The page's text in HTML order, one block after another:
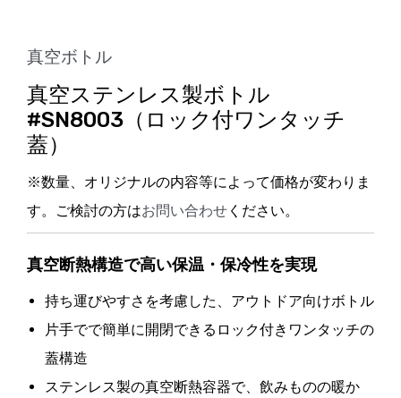
真空ボトル
真空ステンレス製ボトル
#SN8003（ロック付ワンタッチ
蓋）
※数量、オリジナルの内容等によって価格が変わりま
す。ご検討の方はお問い合わせください。
真空断熱構造で高い保温・保冷性を実現
持ち運びやすさを考慮した、アウトドア向けボトル
片手でで簡単に開閉できるロック付きワンタッチの
蓋構造
ステンレス製の真空断熱容器で、飲みものの暖か